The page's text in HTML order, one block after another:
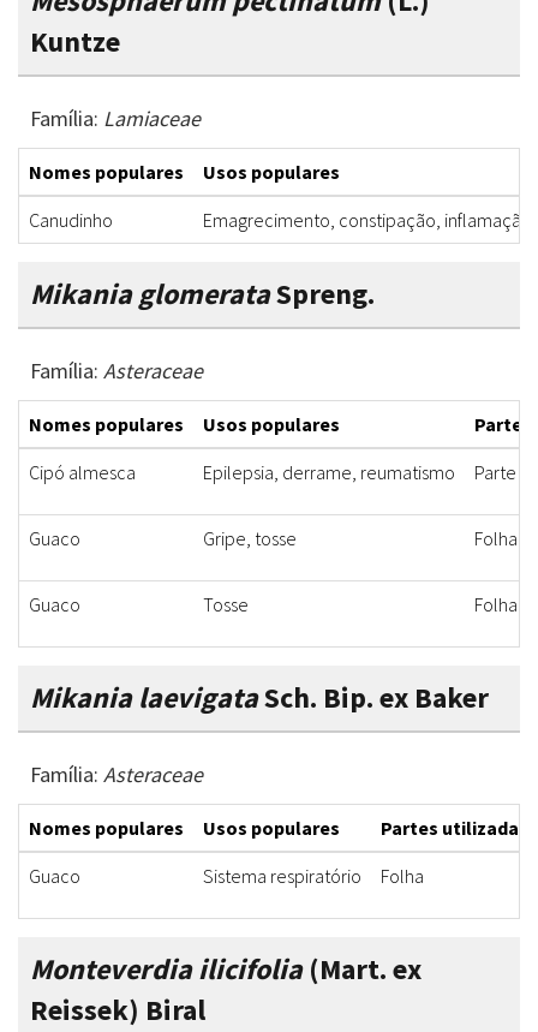
Kuntze
Família: Lamiaceae
Nomes populares
Usos populares
Canudinho
Emagrecimento, constipação, inflamação
Mikania glomerataSpreng.
Família: Asteraceae
Nomes populares Usos populares
Cipó almesca
Epilepsia, derrame, reumatismo Parte
Guaco Gripe, tosse Folha
Guaco Tosse Folha
Mikania laevigataSch. Bip. ex Baker
Família: Asteraceae
Nomes populares Usos populares
Partes utilizadas
Guaco
Sistema respiratório Folha
Monteverdia ilicifolia(Mart. ex
Reissek) Biral